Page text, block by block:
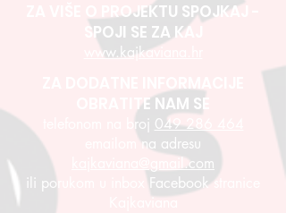
ZA VIŠE O PROJEKTU SPOJKAJ -
SPOJI SE ZA KAJ
www.kajkaviana.hr
ZA DODATNE INFORMACIJE
OBRATITE NAM SE
telefonom na broj 049 286 464
emailom na adresu
kajkaviana@gmail.com
ili porukom u inbox Facebook stranice
Kajkaviana